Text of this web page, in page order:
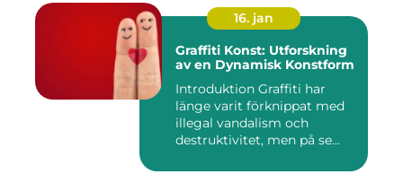
16. jan
Graffiti Konst: Utforskning
av en Dynamisk Konstform
Introduktion Graffiti har
länge varit förknippat med
illegal vandalism och
destruktivitet, men på se...